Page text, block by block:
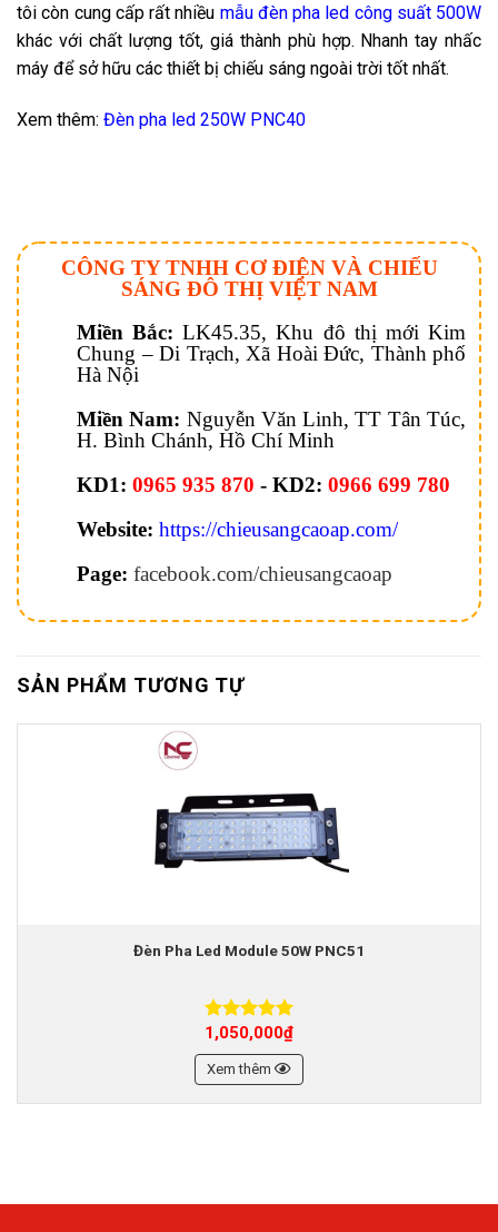
tôi còn cung cấp rất nhiều mẫu đèn pha led công suất 500W
khác với chất lượng tốt, giá thành phù hợp. Nhanh tay nhấc
máy để sở hữu các thiết bị chiếu sáng ngoài trời tốt nhất.
Xem thêm: Đèn pha led 250W PNC40
CÔNG TY TNHH CƠ ĐIỆN VÀ CHIẾU
SÁNG ĐÔ THỊ VIỆT NAM
Miền Bắc: LK45.35, Khu đô thị mới Kim
Chung – Di Trạch, Xã Hoài Đức, Thành phố
Hà Nội
Miền Nam: Nguyễn Văn Linh, TT Tân Túc,
H. Bình Chánh, Hồ Chí Minh
KD1: 0965 935 870 - KD2: 0966 699 780
Website: https://chieusangcaoap.com/
Page: facebook.com/chieusangcaoap
SẢN PHẨM TƯƠNG TỰ
Đèn Pha Led Module 50W PNC51
Được xếp
hạng5.00
5 sao
1,050,000₫
Xem thêm